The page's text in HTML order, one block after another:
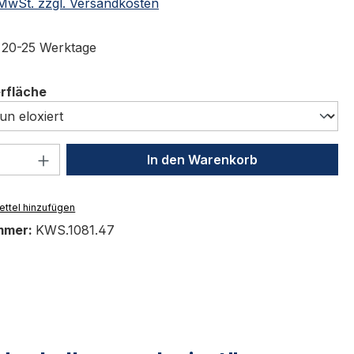
25 Werktage
auswählen
Anzahl: Gib den gewünschten Wert
In den Warenkorb
hinzufügen
KWS.1081.47